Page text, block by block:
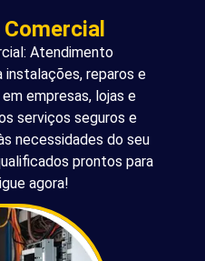
Atendimento
instalações, reparos e
empresas, lojas e
serviços seguros e
necessidades do seu
prontos para
agora!